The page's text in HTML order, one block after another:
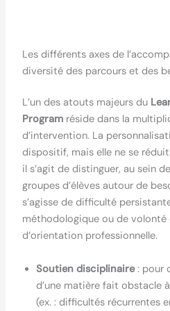
Les différents axes de
diversité des parcours et des
L’un des atouts majeurs du
Programréside dans la
d’intervention. La
dispositif, mais elle ne se
il s’agit de distinguer, au sein
groupes d’élèves autour de
s’agisse de difficulté
méthodologique ou de volonté
d’orientation professionnelle.
Soutien disciplinaire: pour
d’une matière fait obstacle
(ex. : difficultés récurrentes